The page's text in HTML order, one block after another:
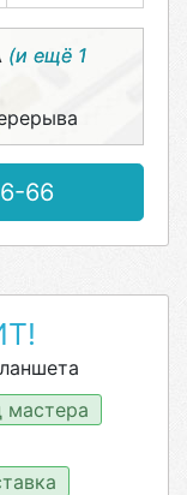
(и ещё 1
66